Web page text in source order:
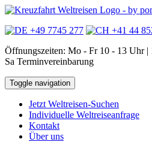
+49 7745 277
+41 44
Öffnungszeiten: Mo - Fr 10 - 13 Uhr |
Sa Terminvereinbarung
Toggle navigation
Jetzt Weltreisen-Suchen
Individuelle Weltreiseanfrage
Kontakt
Über uns